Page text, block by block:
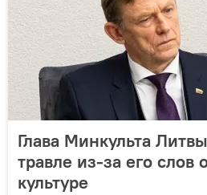
Глава Минкульта
травле из-за его слов
культуре